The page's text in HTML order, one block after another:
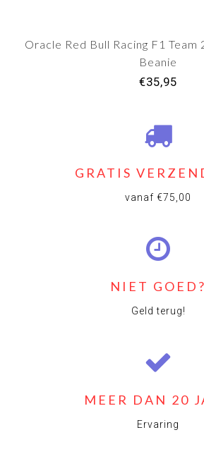
Oracle Red Bull Racing F1 Team
Beanie
€35,95
GRATIS
vanaf €75,00
NIET GOED?
Geld terug!
MEER DAN 20
Ervaring